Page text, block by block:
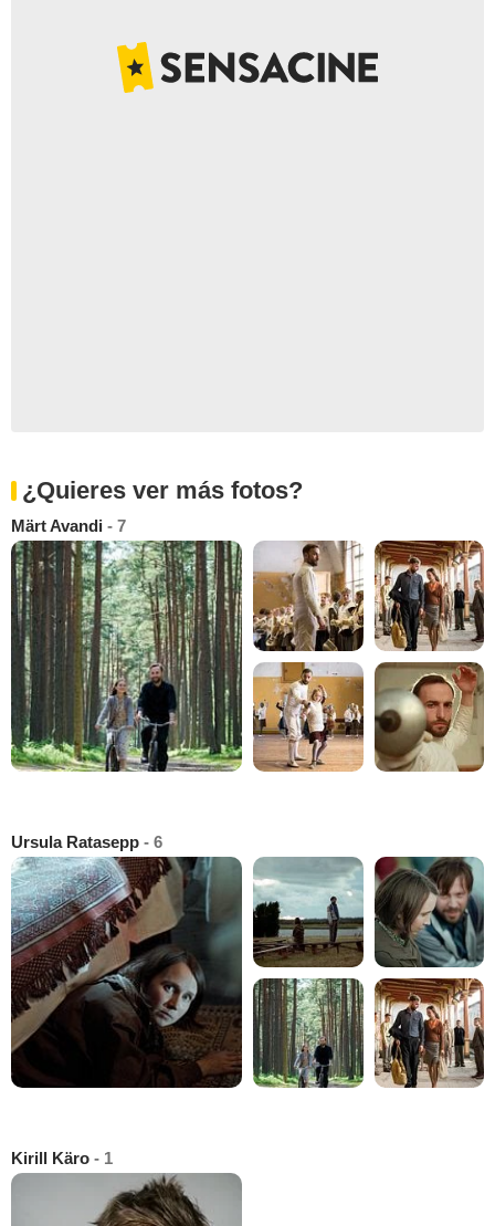
¿Quieres ver más fotos?
Märt Avandi - 7
Ursula Ratasepp - 6
Kirill Käro - 1